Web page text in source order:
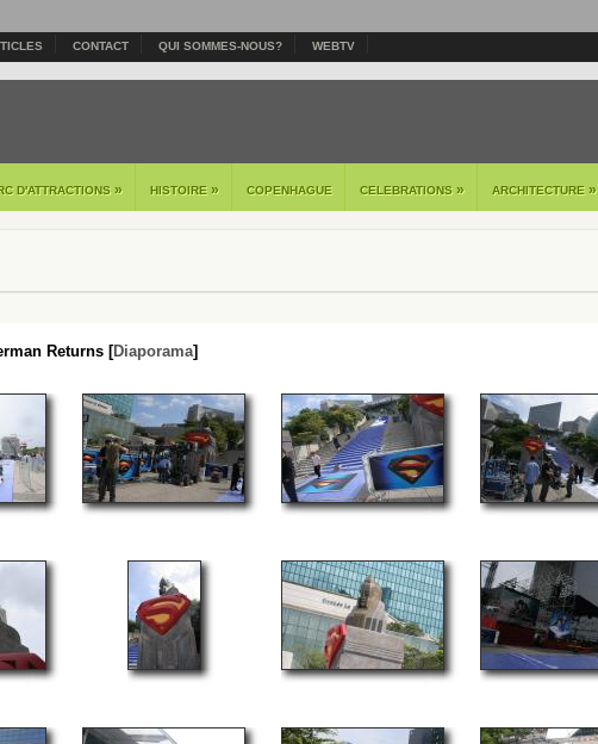
CONTACT QUI SOMMES-NOUS? WEBTV
D'ATTRACTIONS » HISTOIRE » COPENHAGUE CELEBRATIONS » ARCHITECTURE »
Returns [Diaporama]